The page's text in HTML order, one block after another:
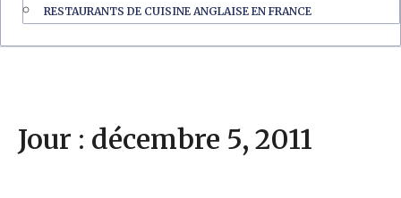
RESTAURANTS DE CUISINE ANGLAISE EN FRANCE
Jour : décembre 5, 2011